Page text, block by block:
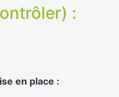
:
en place :